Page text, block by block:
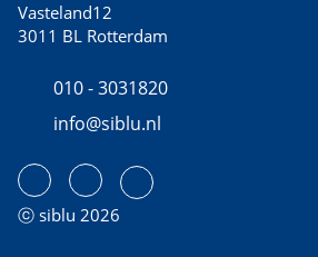
Vasteland12
3011 BL Rotterdam
010 - 3031820
info@siblu.nl
ⓒ siblu 2026